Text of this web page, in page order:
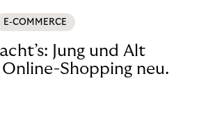
E-COMMERCE
Jung und Alt
Shopping neu.